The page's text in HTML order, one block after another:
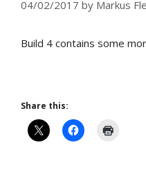
04/02/2017 by Markus
Build 4 contains some
Share this: